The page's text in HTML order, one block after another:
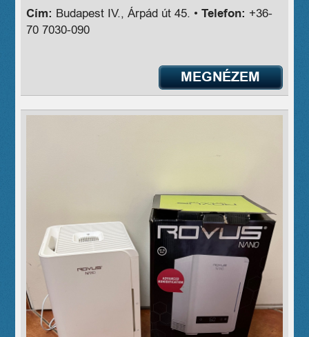
Cím: Budapest IV., Árpád út 45. •Telefon: +36-
70 7030-090
MEGNÉZEM